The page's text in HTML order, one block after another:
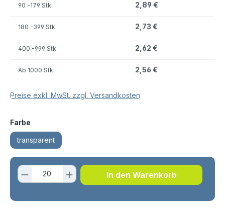
90 -179 Stk. 2,89 €
180 -399 Stk. 2,73 €
400 -999 Stk. 2,62 €
Ab 1000 Stk. 2,56 €
Preise exkl. MwSt. zzgl. Versandkosten
Farbe
transparent
Produkt Anzahl: Gib den
In den Warenkorb